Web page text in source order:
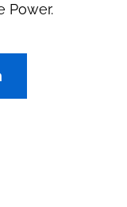
Power.